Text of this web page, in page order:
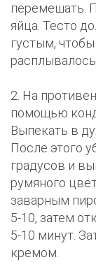
перемешать.
яйца. Тесто
густым,
расплывалось
2. Ha
помощью
Выпекать в
После этого
градусов и
румяного
заварным
5-10, затем
5-10 минут.
кремом.